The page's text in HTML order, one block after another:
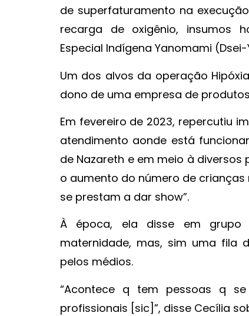
de superfaturamento na
recarga de oxigênio, insumos
Especial Indígena Yanomami (Dsei-
Um dos alvos da operação
dono de uma empresa de
Em fevereiro de 2023, repercutiu
atendimento aonde está
de Nazareth e em meio à
o aumento do número de
se prestam a dar show”.
À época, ela disse em grupo
maternidade, mas, sim uma fila
pelos médios.
“Acontece q tem pessoas q
profissionais [sic]”, disse Cecília